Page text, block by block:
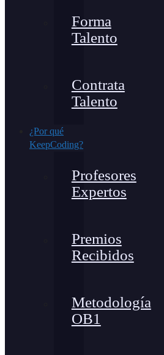
Forma
Talento
Contrata
Talento
¿Por qué
KeepCoding?
Profesores
Expertos
Premios
Recibidos
Metodología
OB1